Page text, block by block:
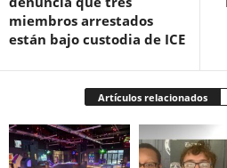
miembros arrestados
están bajo custodia de ICE
Artículos relacionados